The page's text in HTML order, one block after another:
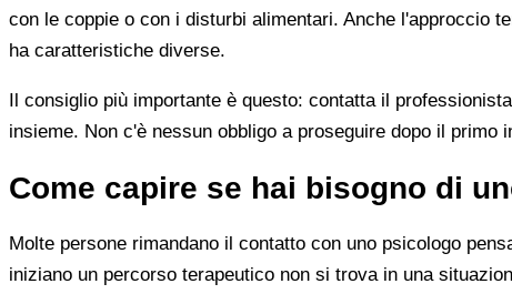
con le coppie o con i disturbi alimentari. Anche l'approccio
ha caratteristiche diverse.
Il consiglio più importante è questo: contatta il
insieme. Non c'è nessun obbligo a proseguire dopo il primo
Come capire se hai bisogno di
Molte persone rimandano il contatto con uno psicologo
iniziano un percorso terapeutico non si trova in una